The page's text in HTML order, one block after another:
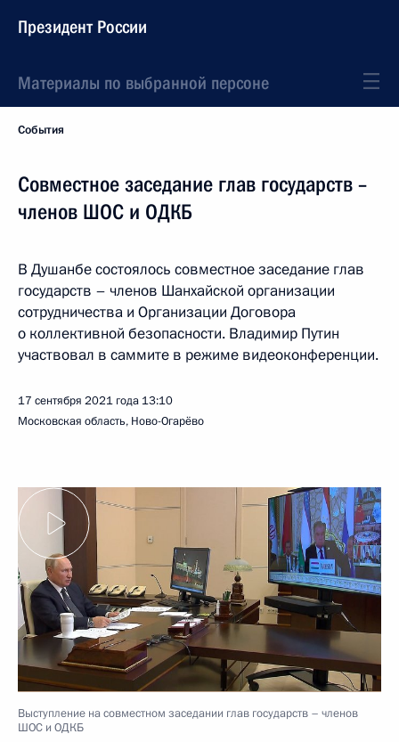
Президент России
Материалы по выбранной персоне
События
Совместное заседание глав государств –
членов ШОС и ОДКБ
В Душанбе состоялось совместное заседание глав
государств – членов Шанхайской организации
сотрудничества и Организации Договора
о коллективной безопасности. Владимир Путин
участвовал в саммите в режиме видеоконференции.
17 сентября 2021 года 13:10
Московская область, Ново-Огарёво
Выступление на совместном заседании глав государств – членов
ШОС и ОДКБ